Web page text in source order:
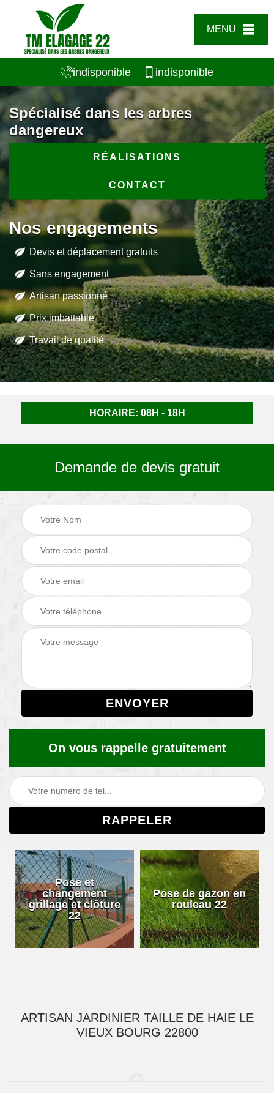
MENU
indisponible indisponible
Spécialisé dans les arbres
dangereux
RÉALISATIONS
CONTACT
Nos engagements
Devis et déplacement gratuits
Sans engagement
Artisan passionné
Prix imbattable
Travail de qualité
HORAIRE: 08H - 18H
Demande de devis gratuit
On vous rappelle gratuitement
Pose et
changement
grillage et clôture
22
Pose de gazon en
rouleau 22
ARTISAN JARDINIER TAILLE DE HAIE LE
VIEUX BOURG 22800